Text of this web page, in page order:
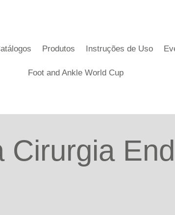
Produtos Instruções de Uso
Foot and Ankle World Cup
Cirurgia